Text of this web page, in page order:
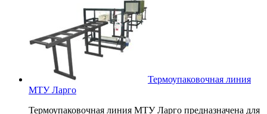
Термоупаковочная линия
МТУ Ларго
Термоупаковочная линия МТУ Ларго предназначена для